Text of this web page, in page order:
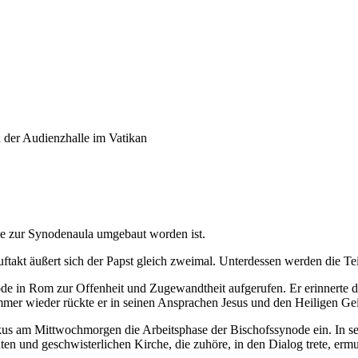
Synodenaula umgebaut worden ist.
äußert sich der Papst gleich zweimal. Unterdessen werden die
in Rom zur Offenheit und Zugewandtheit aufgerufen. Er erinnerte
wieder rückte er in seinen Ansprachen Jesus und den Heiligen
am Mittwochmorgen die Arbeitsphase der Bischofssynode ein. In
und geschwisterlichen Kirche, die zuhöre, in den Dialog trete,